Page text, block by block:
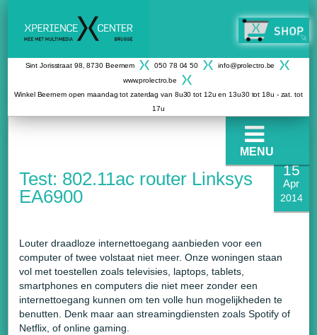
Sint Jorisstraat 98, 8730 Beernem 050 78 04 50
info@prolectro.be
www.prolectro.be
Winkel Beernem open maandag tot zaterdag van 8u30 tot 12u en 13u30 tot 18u - zat. tot
17u
15
Apr
2014
Test: 802.11ac router Linksys
EA6900
Louter draadloze internettoegang aanbieden voor een
computer of twee volstaat niet meer. Onze woningen staan
vol met toestellen zoals televisies, laptops, tablets,
smartphones en computers die niet meer zonder een
internettoegang kunnen om ten volle hun mogelijkheden te
benutten. Denk maar aan streamingdiensten zoals Spotify of
Netflix, of online gaming.
MENU